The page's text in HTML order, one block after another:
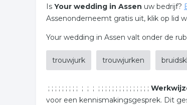
Is Your wedding in Assen uw bedrijf?
Assenonderneemt gratis uit, klik op lid
Your wedding in Assen valt onder de
trouwjurk trouwjurken
; ; ; ; ; ; ; ; ; ; ; ; ; ; ; ; ; ; ; ; ; ; ; ; ; ; ;
voor een kennismakingsgesprek. Dit